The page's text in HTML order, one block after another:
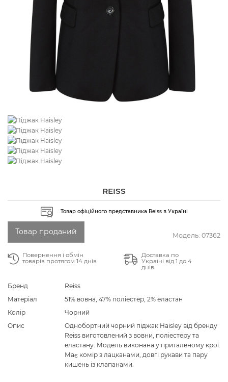
REISS
Товар офіційного представника Reiss в Україні
Модель: 07362
Товар проданий
Повернення і обмін
товарів протягом 14 днів
Доставка по
Україні від 1 до 4
днів
Бренд
Reiss
Матеріал
51% вовна, 47% поліестер, 2% еластан
Колір
Чорний
Опис
Однобортний чорний піджак Haisley від бренду
Reiss виготовлений з вовни, поліестеру та
еластану. Модель виконана у приталеному крої.
Має комір з лацканами, довгі рукави та пару
кишень із клапанами.